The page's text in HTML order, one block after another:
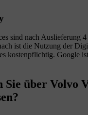
sind nach Auslieferung
ist die Nutzung der
kostenpflichtig. Google
Sie über Volvo